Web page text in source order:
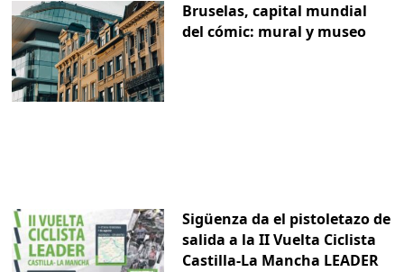
Bruselas, capital mundial
del cómic: mural y museo
Sigüenza da el pistoletazo de
salida a la II Vuelta Ciclista
Castilla-La Mancha LEADER